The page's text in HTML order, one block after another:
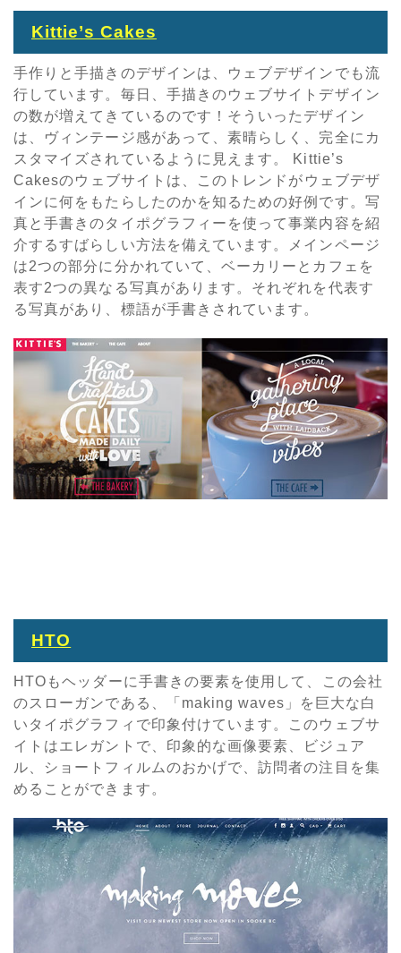
Kittie’s Cakes
手作りと手描きのデザインは、ウェブデザインでも流
行しています。毎日、手描きのウェブサイトデザイン
の数が増えてきているのです！そういったデザイン
は、ヴィンテージ感があって、素晴らしく、完全にカ
スタマイズされているように見えます。 Kittie’s
Cakesのウェブサイトは、このトレンドがウェブデザ
インに何をもたらしたのかを知るための好例です。写
真と手書きのタイポグラフィーを使って事業内容を紹
介するすばらしい方法を備えています。メインページ
は2つの部分に分かれていて、ベーカリーとカフェを
表す2つの異なる写真があります。それぞれを代表す
る写真があり、標語が手書きされています。
HTO
HTOもヘッダーに手書きの要素を使用して、この会社
のスローガンである、「making waves」を巨大な白
いタイポグラフィで印象付けています。このウェブサ
イトはエレガントで、印象的な画像要素、ビジュア
ル、ショートフィルムのおかげで、訪問者の注目を集
めることができます。